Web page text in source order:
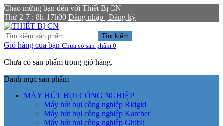
Chào mừng bạn đến với Thiết Bị CN
Thứ 2-7 : 8h-17h00 Đăng nhập | Đăng ký
Tìm kiếm
Giỏ hàng của bạn Chưa có sản phẩm 0
Chưa có sản phẩm trong giỏ hàng.
Danh mục sản phẩm
MÁY HÚT BỤI CÔNG NGHIỆP
Máy hút bụi công nghiệp Ridgid
Máy hút bụi công nghiệp Karcher
Máy hút bụi công nghiệp Ghibli